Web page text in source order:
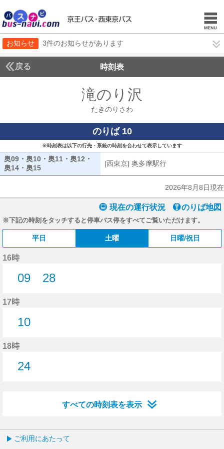
お知らせ 3件のお知らせがあります
戻る 時刻表
滝のり沢
たきのりさわ
のりば 10
※時刻表は以下の行先・系統の時刻を合わせて表示しています
奥09・奥10・奥11・奥12・
奥14・奥15 奥09・奥10・奥11・奥12・奥14・奥15
[西東京] 奥多摩駅行
2026年8月8日現在
現在の運行状況 のりば地図
※下記の時刻をタッチすると停車バス停をすべてご覧いただけます。
平日 土曜 日曜/祝日
16時
09
28
17時
10
18時
24
すべての時刻表を表示
ご利用にあたって